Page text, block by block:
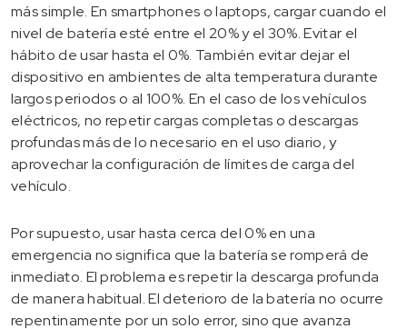
más simple. En smartphones o laptops, cargar cuando el
nivel de batería esté entre el 20% y el 30%. Evitar el
hábito de usar hasta el 0%. También evitar dejar el
dispositivo en ambientes de alta temperatura durante
largos periodos o al 100%. En el caso de los vehículos
eléctricos, no repetir cargas completas o descargas
profundas más de lo necesario en el uso diario, y
aprovechar la configuración de límites de carga del
vehículo.
Por supuesto, usar hasta cerca del 0% en una
emergencia no significa que la batería se romperá de
inmediato. El problema es repetir la descarga profunda
de manera habitual. El deterioro de la batería no ocurre
repentinamente por un solo error, sino que avanza